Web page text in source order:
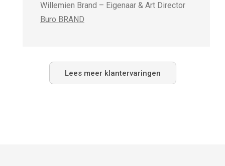
Willemien Brand – Eigenaar & Art Director
Buro BRAND
Lees meer klantervaringen